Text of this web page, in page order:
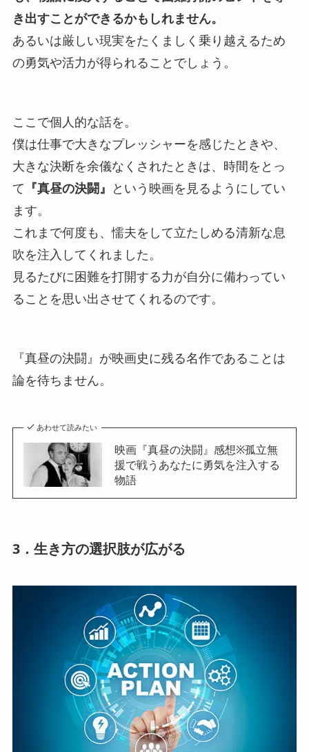
き出すことができるかもしれません。
あるいは厳しい現実をたくましく乗り越えるため
の勇気や活力が得られることでしょう。
ここで個人的な話を。
僕は仕事で大きなプレッシャーを感じたときや、
大きな決断を余儀なくされたときは、時間をとっ
て 『真昼の決闘』 という映画を見るようにしてい
ます。
これまで何度も、懦夫をして立たしめる清新な息
吹を注入してくれました。
見るたびに困難を打開する力が自分に備わってい
ることを思い出させてくれるのです。
『真昼の決闘』が映画史に残る名作であることは
論を待ちません。
あわせて読みたい
映画『真昼の決闘』感想※孤立無
援で戦うあなたに勇気を注入する
物語
3．生き方の選択肢が広がる